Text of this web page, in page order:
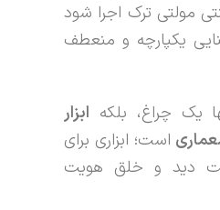
مولتی ترک اجرا شود
یکپارچه و منعطف
یک چراغ، بلکه ابزار
است؛ ابزاری برای
دید و خلق هویت